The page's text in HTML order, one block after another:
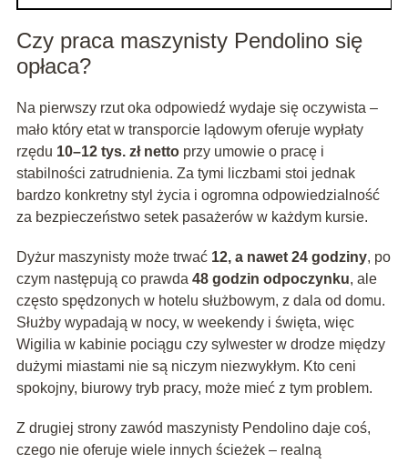
Czy praca maszynisty Pendolino się
opłaca?
Na pierwszy rzut oka odpowiedź wydaje się oczywista –
mało który etat w transporcie lądowym oferuje wypłaty
rzędu 10–12 tys. zł nettoprzy umowie o pracę i
stabilności zatrudnienia. Za tymi liczbami stoi jednak
bardzo konkretny styl życia i ogromna odpowiedzialność
za bezpieczeństwo setek pasażerów w każdym kursie.
Dyżur maszynisty może trwać 12, a nawet 24 godziny, po
czym następują co prawda 48 godzin odpoczynku, ale
często spędzonych w hotelu służbowym, z dala od domu.
Służby wypadają w nocy, w weekendy i święta, więc
Wigilia w kabinie pociągu czy sylwester w drodze między
dużymi miastami nie są niczym niezwykłym. Kto ceni
spokojny, biurowy tryb pracy, może mieć z tym problem.
Z drugiej strony zawód maszynisty Pendolino daje coś,
czego nie oferuje wiele innych ścieżek – realną